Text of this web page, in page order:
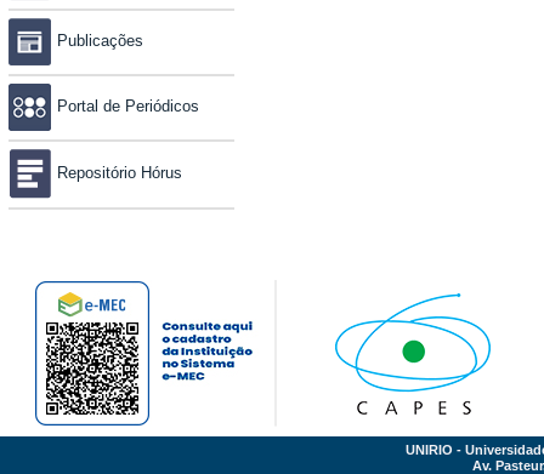
Publicações
Portal de Periódicos
Repositório Hórus
UNIRIO -
Av.